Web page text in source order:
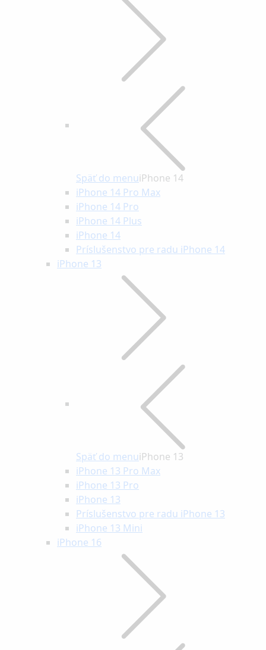
Späť do menuiPhone 14
iPhone 14 Pro Max
iPhone 14 Pro
iPhone 14 Plus
iPhone 14
Príslušenstvo pre radu iPhone 14
iPhone 13
Späť do menuiPhone 13
iPhone 13 Pro Max
iPhone 13 Pro
iPhone 13
Príslušenstvo pre radu iPhone 13
iPhone 13 Mini
iPhone 16